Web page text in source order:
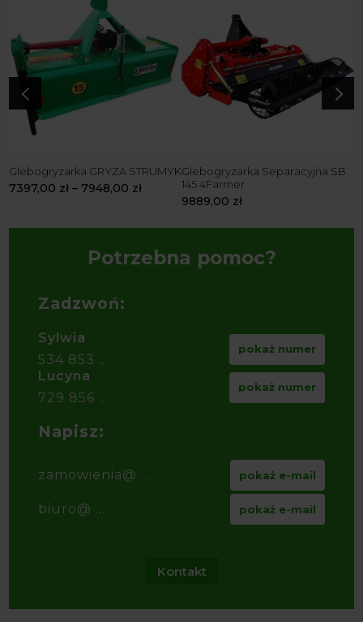
4
Glebogryzarka GRYZA STRUMYK
7397,00 zł – 7948,00 zł
Glebogryzarka Separacyjna SB
145 4Farmer
9889,00 zł
5
Potrzebna pomoc?
Zadzwoń:
Sylwia
534 853 ...
pokaż numer
Lucyna
729 856 ...
pokaż numer
Napisz:
zamowienia@ ... pokaż e-mail
biuro@ ... pokaż e-mail
Kontakt